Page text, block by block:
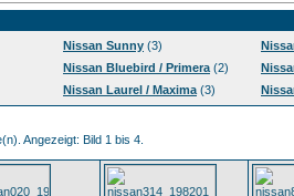
Nissan Sunny (3)
Nissan Bluebird / Primera (2)
Nissan Laurel / Maxima (3)
Angezeigt: Bild 1 bis 4.